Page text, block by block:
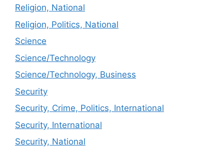
Religion, National
Religion, Politics, National
Science
Science/Technology
Science/Technology, Business
Security
Security, Crime, Politics, International
Security, International
Security, National